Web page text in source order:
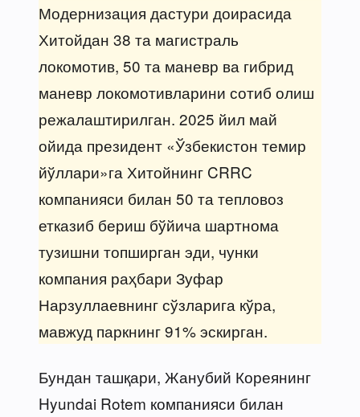
Модернизация дастури доирасида
Хитойдан 38 та магистраль
локомотив, 50 та маневр ва гибрид
маневр локомотивларини сотиб олиш
режалаштирилган. 2025 йил май
ойида президент «Ўзбекистон темир
йўллари»га Хитойнинг CRRC
компанияси билан 50 та тепловоз
етказиб бериш бўйича шартнома
тузишни топширган эди, чунки
компания раҳбари Зуфар
Нарзуллаевнинг сўзларига кўра,
мавжуд паркнинг 91% эскирган.
Бундан ташқари, Жанубий Кореянинг
Hyundai Rotem компанияси билан